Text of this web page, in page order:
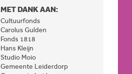
MET DANK AAN:
Cultuurfonds
Carolus Gulden
Fonds 1818
Hans Kleijn
Studio Moio
Gemeente Leiderdorp